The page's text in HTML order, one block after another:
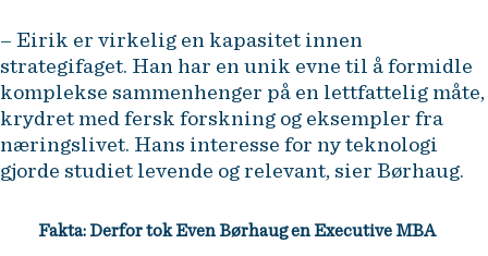
– Eirik er virkelig en kapasitet innen
strategifaget. Han har en unik evne til å formidle
komplekse sammenhenger på en lettfattelig måte,
krydret med fersk forskning og eksempler fra
næringslivet. Hans interesse for ny teknologi
gjorde studiet levende og relevant, sier Børhaug.
Fakta: Derfor tok Even Børhaug en Executive MBA